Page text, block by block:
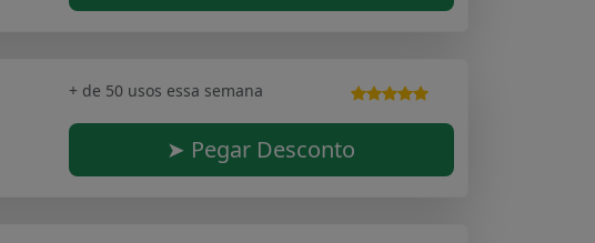
+ de 50 usos essa semana
➤ Pegar Desconto